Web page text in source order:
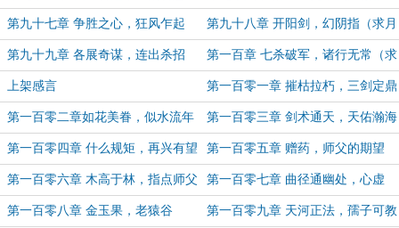
第九十七章 争胜之心，狂风乍起 第九十八章 开阳剑，幻阴指（求月
票）
第九十九章 各展奇谋，连出杀招 第一百章 七杀破军，诸行无常（求
月票）
上架感言 第一百零一章 摧枯拉朽，三剑定鼎
（求首订）
第一百零二章如花美眷，似水流年 第一百零三章 剑术通天，天佑瀚海
第一百零四章 什么规矩，再兴有望
（求月票）
第一百零五章 赠药，师父的期望
第一百零六章 木高于林，指点师父 第一百零七章 曲径通幽处，心虚
（求月票）
第一百零八章 金玉果，老猿谷 第一百零九章 天河正法，孺子可教